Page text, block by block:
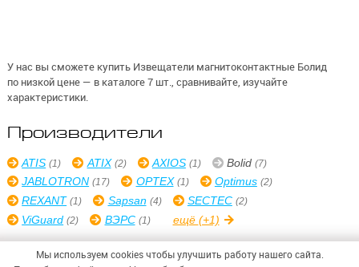
У нас вы сможете купить Извещатели магнитоконтактные Болид
по низкой цене — в каталоге 7 шт., сравнивайте, изучайте
характеристики.
Производители
ATIS (1) ATIX (2) AXIOS (1) Bolid (7)
JABLOTRON (17) OPTEX (1) Optimus (2)
REXANT (1) Sapsan (4) SECTEC (2)
ViGuard (2) ВЭРС (1) ещё (+1)
Мы используем cookies чтобы улучшить работу нашего сайта.